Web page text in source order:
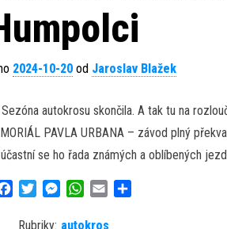
2024-10-20 od Jaroslav Blažek
autokrosu skončila. A tak tu na
PAVLA URBANA – závod plný
se ho řada známých a oblíbených
c
i
M
s
W
a
a
Rubriky: autokros